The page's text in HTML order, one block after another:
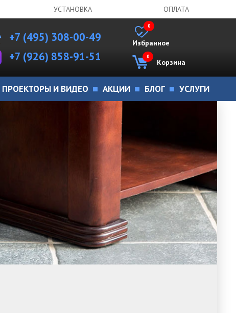
УСТАНОВКА ОПЛАТА
+7 (495) 308-00-49
+7 (926) 858-91-51
Избранное
0
Корзина
0
ПРОЕКТОРЫ И ВИДЕО АКЦИИ БЛОГ УСЛУГИ